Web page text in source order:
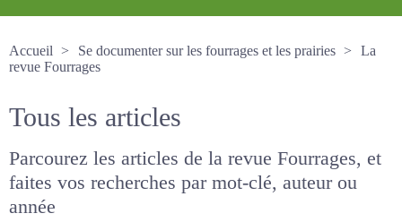
Accueil
Se documenter sur les fourrages et les prairies
La revue Fourrages
Tous les articles
Parcourez les articles de la revue Fourrages, et
faites vos recherches par mot-clé, auteur ou
année